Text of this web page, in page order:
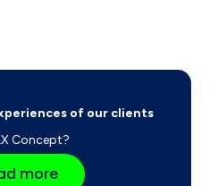
of our clients
Concept?
more